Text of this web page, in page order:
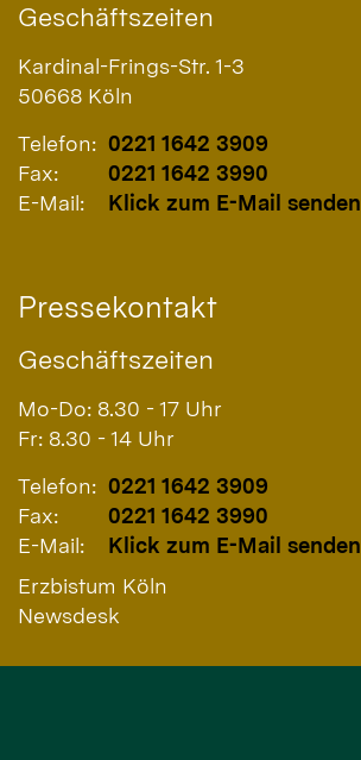
Geschäftszeiten
Kardinal-Frings-Str. 1-3
50668 Köln
Telefon: 0221 1642 3909
Fax:
0221 1642 3990
E-Mail:
Klick zum E-Mail senden
Pressekontakt
Geschäftszeiten
Mo-Do: 8.30 - 17 Uhr
Fr: 8.30 - 14 Uhr
Telefon: 0221 1642 3909
Fax:
0221 1642 3990
E-Mail:
Klick zum E-Mail senden
Erzbistum Köln
Newsdesk